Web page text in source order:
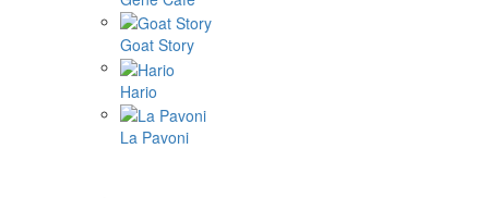
BOOKOO
Cafelat Robot